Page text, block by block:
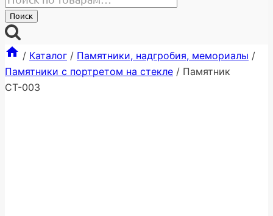
Поиск
/ Каталог / Памятники, надгробия, мемориалы /
Памятники с портретом на стекле / Памятник
СТ-003